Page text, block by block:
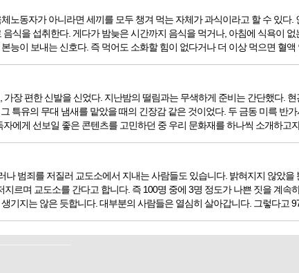
노동자가 아니라면 세끼를 모두 챙겨 먹는 자체가 과식이라고 할 수 있다.
식을 섭취한다. 게다가 밤늦은 시간까지 음식을 먹거나, 아침에 식욕이 없
이 보내는 신호다. 즉 먹어도 소화할 힘이 없다거나 더 이상 먹으면 혈액
장 편한 신발을 신었다. 지난밤의 떨림과는 무색하게 준비는 간단했다.
특유의 무대 냄새를 맡았을 때의 긴장감 같은 것이었다. 두 금동 미륵 반
에게 선보일 좋은 콘텐츠를 고민하던 중 우리 문화재를 하나씩 소개하고자
범죄를 저질러 교도소에서 지내는 사람들도 있습니다. 밝혀지지 않았을
르며 교도소를 간다고 합니다. 즉 100명 중에 3명 정도가 나쁜 짓을 계속
지는 않은 듯합니다. 대부분의 사람들은 열심히 살아갑니다. 그렇다고